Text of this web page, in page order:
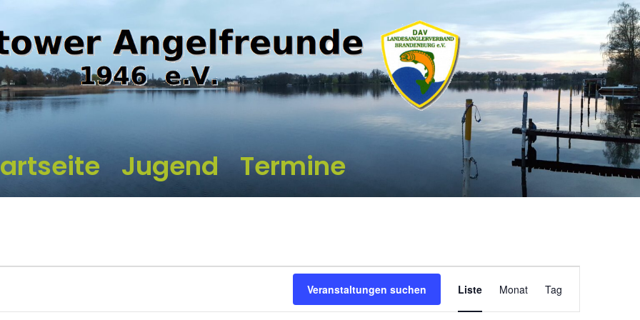
Jugend Termine
Veranstaltungen suchen
Ansichten-
Liste Monat Tag